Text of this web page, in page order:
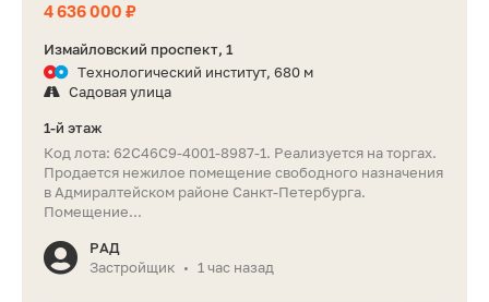
4 636 000 ₽
Измайловский проспект, 1
Технологический институт, 680 м
Садовая улица
1-й этаж
Код лота: 62C46C9-4001-8987-1. Реализуется на торгах.
Продается нежилое помещение свободного назначения
в Адмиралтейском районе Санкт-Петербурга.
Помещение...
РАД
Застройщик • 1 час назад